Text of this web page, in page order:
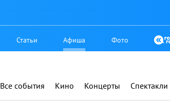
Статьи Афиша Фото
Все события Кино Концерты Спектакли